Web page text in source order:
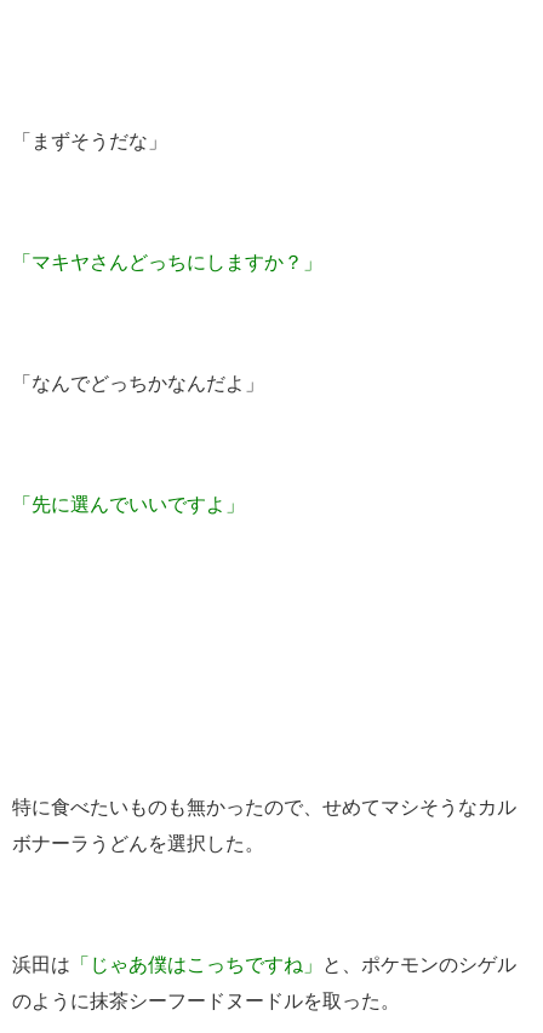
「まずそうだな」
「マキヤさんどっちにしますか？」
「なんでどっちかなんだよ」
「先に選んでいいですよ」
特に食べたいものも無かったので、せめてマシそうなカル
ボナーラうどんを選択した。
浜田は 「じゃあ僕はこっちですね」 と、ポケモンのシゲル
のように抹茶シーフードヌードルを取った。